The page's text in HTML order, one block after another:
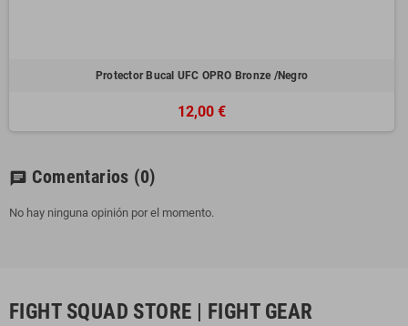
Protector Bucal UFC OPRO Bronze /Negro
12,00 €
chat Comentarios (0)
No hay ninguna opinión por el momento.
FIGHT SQUAD STORE | FIGHT GEAR